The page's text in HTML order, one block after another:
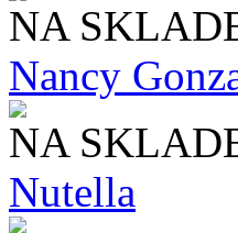
NA
Nancy
NA
Nutella